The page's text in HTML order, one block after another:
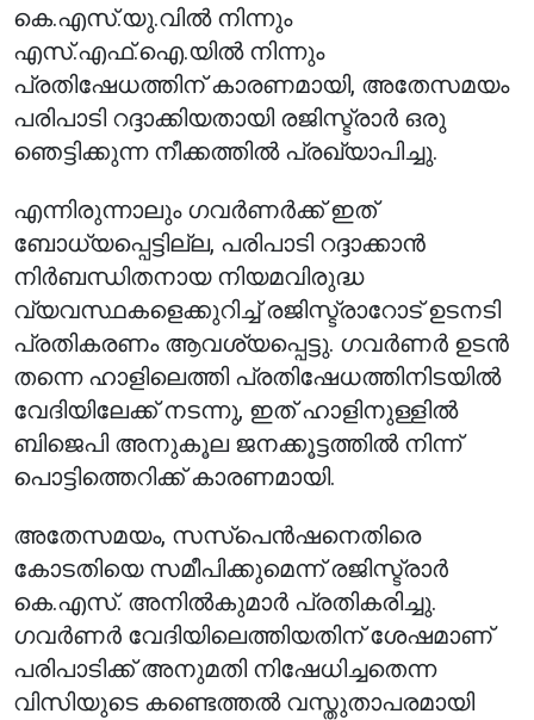
കെ.എസ്.യു.വിൽ നിന്നും
എസ്.എഫ്.ഐ.യിൽ നിന്നും
പ്രതിഷേധത്തിന് കാരണമായി, അതേസമയം
പരിപാടി റദ്ദാക്കിയതായി രജിസ്ട്രാർ ഒരു
ഞെട്ടിക്കുന്ന നീക്കത്തിൽ പ്രഖ്യാപിച്ചു.
എന്നിരുന്നാലും ഗവർണർക്ക് ഇത്
ബോധ്യപ്പെട്ടില്ല, പരിപാടി റദ്ദാക്കാൻ
നിർബന്ധിതനായ നിയമവിരുദ്ധ
വ്യവസ്ഥകളെക്കുറിച്ച് രജിസ്ട്രാറോട് ഉടനടി
പ്രതികരണം ആവശ്യപ്പെട്ടു. ഗവർണർ ഉടൻ
തന്നെ ഹാളിലെത്തി പ്രതിഷേധത്തിനിടയിൽ
വേദിയിലേക്ക് നടന്നു, ഇത് ഹാളിനുള്ളിൽ
ബിജെപി അനുകൂല ജനക്കൂട്ടത്തിൽ നിന്ന്
പൊട്ടിത്തെറിക്ക് കാരണമായി.
അതേസമയം, സസ്‌പെൻഷനെതിരെ
കോടതിയെ സമീപിക്കുമെന്ന് രജിസ്ട്രാർ
കെ.എസ്. അനിൽകുമാർ പ്രതികരിച്ചു.
ഗവർണർ വേദിയിലെത്തിയതിന് ശേഷമാണ്
പരിപാടിക്ക് അനുമതി നിഷേധിച്ചതെന്ന
വിസിയുടെ കണ്ടെത്തൽ വസ്തുതാപരമായി